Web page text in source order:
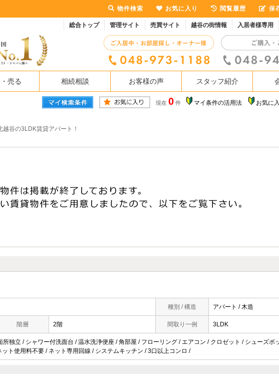
総合トップ 管理サイト 売買サイト 越谷の街情報 入居者様専用
売る 相続相談 お客様の声 スタッフ紹介
現在 0 件 マイ条件の活用法 お気に
越谷の3LDK賃貸アパート！
種別 / 構造 アパート / 木造
階層 2階 間取り一例 3LDK
独立 / シャワー付洗面台 / 温水洗浄便座 / 角部屋 / フローリング / エアコン / クロゼット / シューズボ
ット使用料不要 / ネット専用回線 / システムキッチン / 3口以上コンロ /
物件検索 お気に入り 閲覧履歴 保